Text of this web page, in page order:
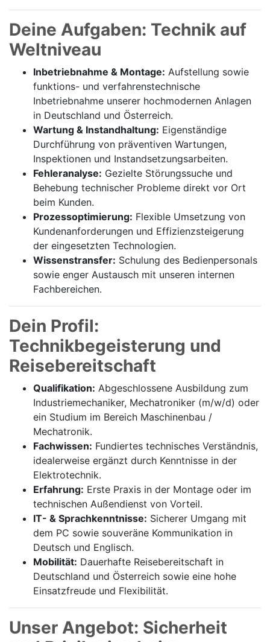
Deine Aufgaben: Technik auf
Weltniveau
Inbetriebnahme & Montage: Aufstellung sowie
funktions- und verfahrenstechnische
Inbetriebnahme unserer hochmodernen Anlagen
in Deutschland und Österreich.
Wartung & Instandhaltung: Eigenständige
Durchführung von präventiven Wartungen,
Inspektionen und Instandsetzungsarbeiten.
Fehleranalyse: Gezielte Störungssuche und
Behebung technischer Probleme direkt vor Ort
beim Kunden.
Prozessoptimierung: Flexible Umsetzung von
Kundenanforderungen und Effizienzsteigerung
der eingesetzten Technologien.
Wissenstransfer: Schulung des Bedienpersonals
sowie enger Austausch mit unseren internen
Fachbereichen.
Dein Profil:
Technikbegeisterung und
Reisebereitschaft
Qualifikation: Abgeschlossene Ausbildung zum
Industriemechaniker, Mechatroniker (m/w/d) oder
ein Studium im Bereich Maschinenbau /
Mechatronik.
Fachwissen: Fundiertes technisches Verständnis,
idealerweise ergänzt durch Kenntnisse in der
Elektrotechnik.
Erfahrung: Erste Praxis in der Montage oder im
technischen Außendienst von Vorteil.
IT- & Sprachkenntnisse: Sicherer Umgang mit
dem PC sowie souveräne Kommunikation in
Deutsch und Englisch.
Mobilität: Dauerhafte Reisebereitschaft in
Deutschland und Österreich sowie eine hohe
Einsatzfreude und Flexibilität.
Unser Angebot: Sicherheit